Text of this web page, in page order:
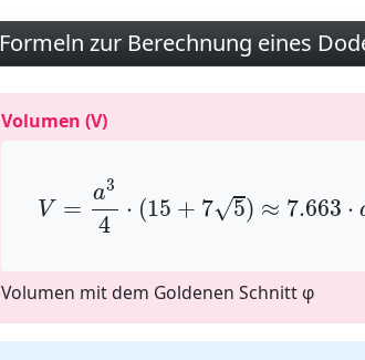
Formeln zur Berechnung eines
Volumen (V)
V =
a3
4
⋅ (15 + 7√5) ≈ 7.663 ⋅
a
Volumen mit dem Goldenen Schnitt φ